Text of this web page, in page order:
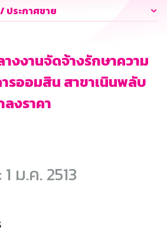
ประกาศขาย
างงานจัดจ้างรักษาความ
รออมสิน สาขาเนินพลับ
งราคา
ม.ค. 2513